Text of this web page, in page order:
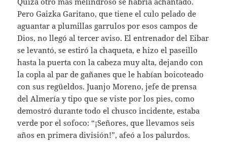
Pero Gaizka Garitano, que tiene el culo pelado de
aguantar a plumillas garrulos por esos campos de
Dios, no llegó al tercer aviso. El entrenador del Eibar
se levantó, se estiró la chaqueta, e hizo el paseillo
hasta la puerta con la cabeza muy alta, dejando con
la copla al par de gañanes que le habían boicoteado
con sus regüeldos. Juanjo Moreno, jefe de prensa
del Almería y tipo que se viste por los pies, como
demostró durante todo el chusco incidente, estaba
verde por el sofoco: “¡Señores, que llevamos seis
años en primera división!”, afeó a los palurdos.